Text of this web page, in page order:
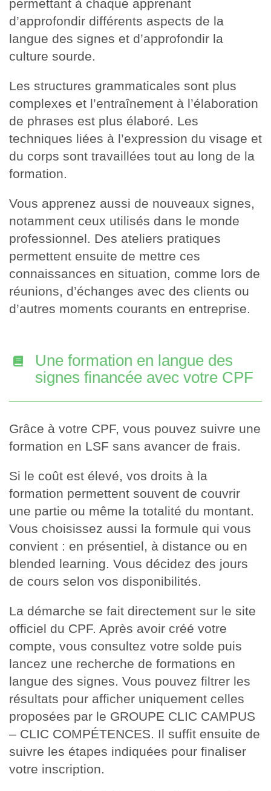
permettant à chaque apprenant
d’approfondir différents aspects de la
langue des signes et d’approfondir la
culture sourde.
Les structures grammaticales sont plus
complexes et l’entraînement à l’élaboration
de phrases est plus élaboré. Les
techniques liées à l’expression du visage et
du corps sont travaillées tout au long de la
formation.
Vous apprenez aussi de nouveaux signes,
notamment ceux utilisés dans le monde
professionnel. Des ateliers pratiques
permettent ensuite de mettre ces
connaissances en situation, comme lors de
réunions, d’échanges avec des clients ou
d’autres moments courants en entreprise.
Une formation en langue des
signes financée avec votre CPF
Grâce à votre CPF, vous pouvez suivre une
formation en LSF sans avancer de frais.
Si le coût est élevé, vos droits à la
formation permettent souvent de couvrir
une partie ou même la totalité du montant.
Vous choisissez aussi la formule qui vous
convient : en présentiel, à distance ou en
blended learning. Vous décidez des jours
de cours selon vos disponibilités.
La démarche se fait directement sur le site
officiel du CPF. Après avoir créé votre
compte, vous consultez votre solde puis
lancez une recherche de formations en
langue des signes. Vous pouvez filtrer les
résultats pour afficher uniquement celles
proposées par le GROUPE CLIC CAMPUS
– CLIC COMPÉTENCES. Il suffit ensuite de
suivre les étapes indiquées pour finaliser
votre inscription.